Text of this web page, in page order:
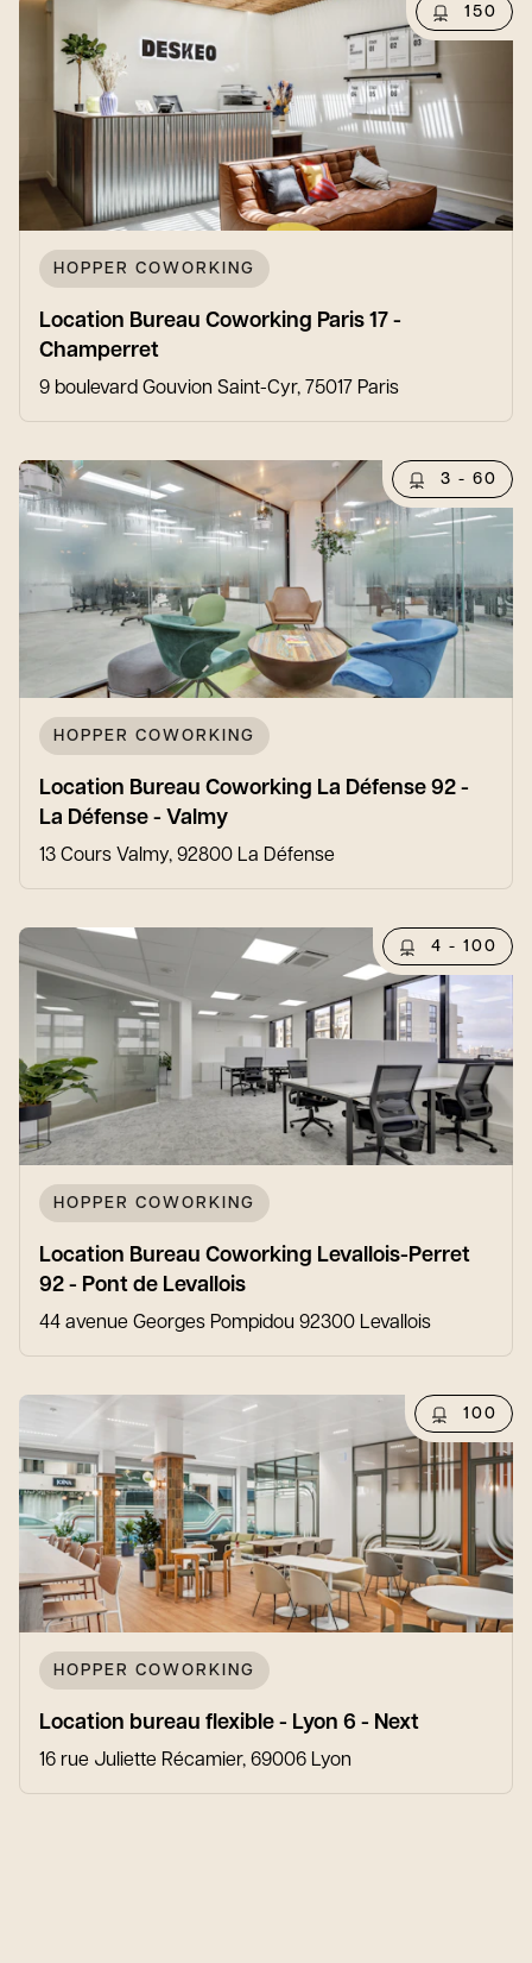
150
HOPPER COWORKING
Location Bureau Coworking Paris 17 -
Champerret
9 boulevard Gouvion Saint-Cyr, 75017 Paris
3 - 60
HOPPER COWORKING
Location Bureau Coworking La Défense 92 -
La Défense - Valmy
13 Cours Valmy, 92800 La Défense
4 - 100
HOPPER COWORKING
Location Bureau Coworking Levallois-Perret
92 - Pont de Levallois
44 avenue Georges Pompidou 92300 Levallois
100
HOPPER COWORKING
Location bureau flexible - Lyon 6 - Next
16 rue Juliette Récamier, 69006 Lyon